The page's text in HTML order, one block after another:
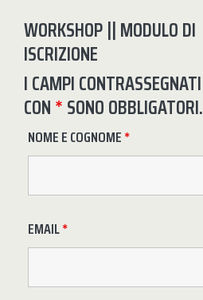
WORKSHOP || MODULO DI
ISCRIZIONE
I CAMPI CONTRASSEGNATI
CON*SONO OBBLIGATORI.
NOME E COGNOME*
EMAIL*